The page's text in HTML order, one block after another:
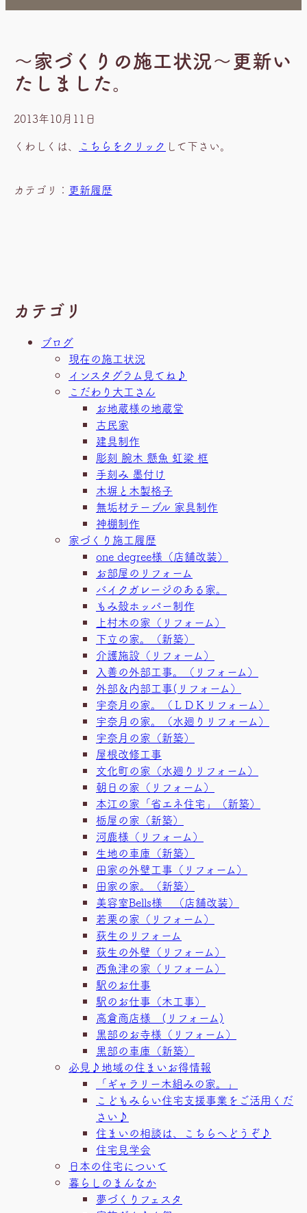
～家づくりの施工状況～更新い
たしました。
2013年10月11日
くわしくは、
こちらをクリック して下さい。
カテゴリ： 更新履歴
カテゴリ
ブログ
現在の施工状況
インスタグラム見てね♪
こだわり大工さん
お地蔵様の地蔵堂
古民家
建具制作
彫刻 腕木 懸魚 虹梁 框
手刻み 墨付け
木塀と木製格子
無垢材テーブル 家具制作
神棚制作
家づくり施工履歴
one degree様（店舗改装）
お部屋のリフォーム
バイクガレージのある家。
もみ殻ホッパー制作
上村木の家（リフォーム）
下立の家。（新築）
介護施設（リフォーム）
入善の外部工事。（リフォーム）
外部＆内部工事(リフォーム）
宇奈月の家。（ＬＤＫリフォーム）
宇奈月の家。（水廻りリフォーム）
宇奈月の家（新築）
屋根改修工事
文化町の家（水廻りリフォーム）
朝日の家（リフォーム）
本江の家「省エネ住宅」（新築）
栃屋の家（新築）
河鹿様（リフォーム）
生地の車庫（新築）
田家の外壁工事（リフォーム）
田家の家。（新築）
美容室Bells様 （店舗改装）
若栗の家（リフォーム）
荻生のリフォーム
荻生の外壁（リフォーム）
西魚津の家（リフォーム）
駅のお仕事
駅のお仕事（木工事）
高倉商店様 (リフォーム)
黒部のお寺様（リフォーム）
黒部の車庫（新築）
必見♪地域の住まいお得情報
「ギャラリー木組みの家。」
こどもみらい住宅支援事業をご活用くだ
さい♪
住まいの相談は、こちらへどうぞ♪
住宅見学会
日本の住宅について
暮らしのまんなか
夢づくりフェスタ